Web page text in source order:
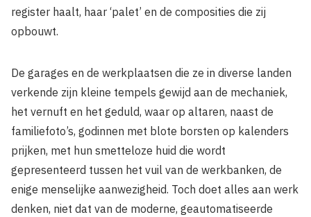
register haalt, haar ‘palet’ en de composities die zij
opbouwt.
De garages en de werkplaatsen die ze in diverse landen
verkende zijn kleine tempels gewijd aan de mechaniek,
het vernuft en het geduld, waar op altaren, naast de
familiefoto’s, godinnen met blote borsten op kalenders
prijken, met hun smetteloze huid die wordt
gepresenteerd tussen het vuil van de werkbanken, de
enige menselijke aanwezigheid. Toch doet alles aan werk
denken, niet dat van de moderne, geautomatiseerde